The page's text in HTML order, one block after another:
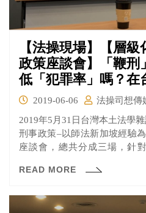
【法操現場】【層
政策座談會】「鞭刑
低「犯罪率」嗎？在
2019-06-06
法操司想傳
2019年5月31日台灣本土法學
刑事政策–以師法新加坡經驗
座談會，總共分成三場，針
場「新加坡的鞭刑制度」。
READ MORE